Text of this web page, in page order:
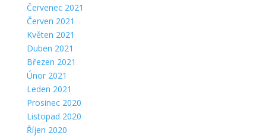
Červenec 2021
Červen 2021
Květen 2021
Duben 2021
Březen 2021
Únor 2021
Leden 2021
Prosinec 2020
Listopad 2020
Říjen 2020